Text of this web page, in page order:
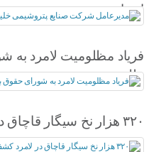
انتخاب شد
فریاد مظلومیت لامرد
ملل رسید
۳۲۰ هزار نخ سیگار قاچاق در لامرد کشف شد